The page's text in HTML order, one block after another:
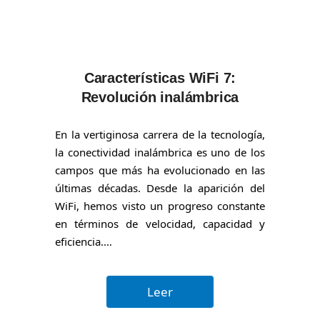
Características WiFi 7:
Revolución inalámbrica
En la vertiginosa carrera de la tecnología,
la conectividad inalámbrica es uno de los
campos que más ha evolucionado en las
últimas décadas. Desde la aparición del
WiFi, hemos visto un progreso constante
en términos de velocidad, capacidad y
eficiencia.…
Leer